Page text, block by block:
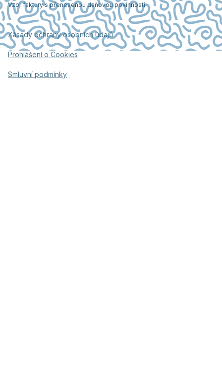
Vzor faktury s přenesenou daňovou povinností
Zásady ochrany osobních údajů
Prohlášení o Cookies
Smluvní podmínky